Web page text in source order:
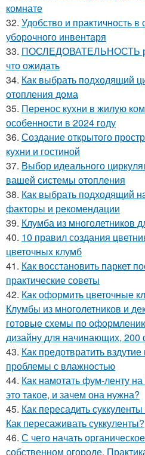
комнате
32. Удобство и практичность
уборочного инвентаря
33. ПОСЛЕДОВАТЕЛЬНОСТЬ
что ожидать
34. Как выбрать подходящий
отопления дома
35. Перенос кухни в жилую
особенности в 2024 году
36. Создание открытого
кухни и гостиной
37. Выбор идеального
вашей системы отопления
38. Как выбрать подходящий
факторы и рекомендации
39. Клумба из многолетников
40. 10 правил создания
цветочных клумб
41. Как восстановить паркет
практические советы
42. Как оформить цветочные
Клумбы из многолетников и
готовые схемы по
дизайну для начинающих, 200
43. Как предотвратить
проблемы с влажностью
44. Как намотать фум-ленту
это такое, и зачем она нужна?
45. Как пересадить
Как пересаживать суккуленты?
46. С чего начать
собственном огороде.